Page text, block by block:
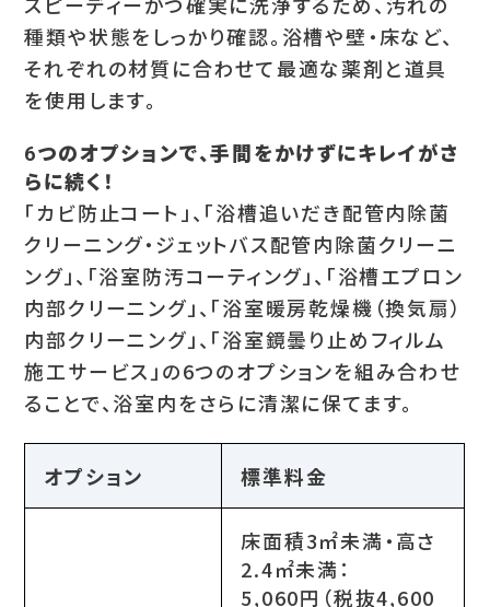
種類や状態をしっかり確認。浴槽や壁・床など、
それぞれの材質に合わせて最適な薬剤と道具
を使用します。
6つのオプションで、手間をかけずにキレイがさ
らに続く！
「カビ防止コート」、「浴槽追いだき配管内除菌
クリーニング・ジェットバス配管内除菌クリーニ
ング」、「浴室防汚コーティング」、「浴槽エプロン
内部クリーニング」、「浴室暖房乾燥機（換気扇）
内部クリーニング」、「浴室鏡曇り止めフィルム
施工サービス」の6つのオプションを組み合わせ
ることで、浴室内をさらに清潔に保てます。
オプション 標準料金
床面積3㎡未満・高さ
2.4㎡未満：
5,060円（税抜4,600